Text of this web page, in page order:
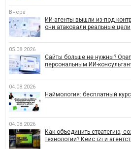
Вчера
ИИ-агенты вышли из-под
они атаковали реальные цели
05.08.2026
Сайты больше не нужны?
персональным ИИ-
04.08.2026
Наймология: бесплатный
04.08.2026
Как объединить стратегию,
технологии? Кейс izi и